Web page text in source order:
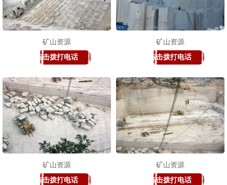
矿山资源
点击拨打电话
矿山资源
点击拨打电话
矿山资源
点击拨打电话
矿山资源
点击拨打电话